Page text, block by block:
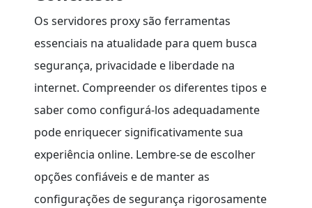
Os servidores proxy são ferramentas
essenciais na atualidade para quem busca
segurança, privacidade e liberdade na
internet. Compreender os diferentes tipos e
saber como configurá-los adequadamente
pode enriquecer significativamente sua
experiência online. Lembre-se de escolher
opções confiáveis e de manter as
configurações de segurança rigorosamente